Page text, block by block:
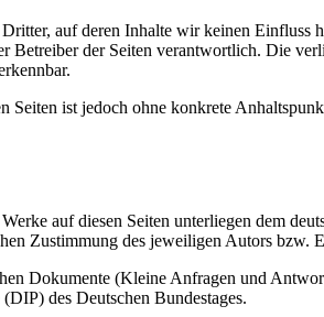
auf deren Inhalte wir keinen
Betreiber der Seiten verantwortlich. Die
ist jedoch ohne konkrete
auf diesen Seiten unterliegen dem
Zustimmung des jeweiligen Autors
Dokumente (Kleine Anfragen und
des Deutschen Bundestages.